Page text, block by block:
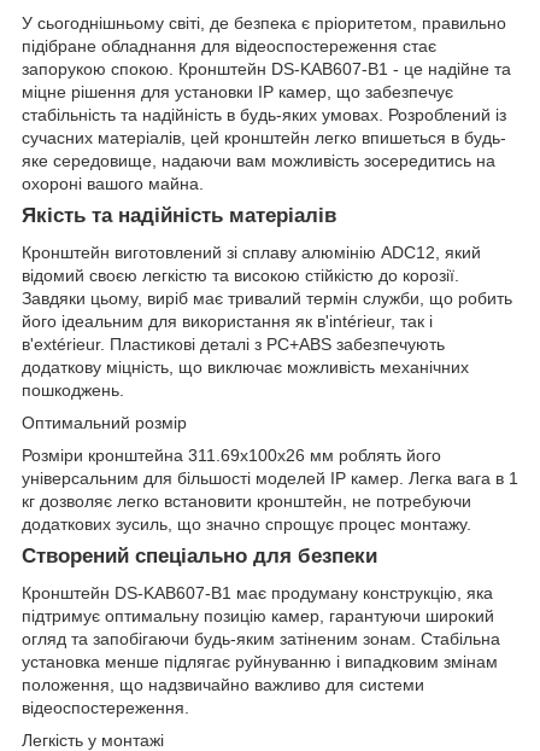
У сьогоднішньому світі, де безпека є пріоритетом, правильно
підібране обладнання для відеоспостереження стає
запорукою спокою. Кронштейн DS-KAB607-B1 - це надійне та
міцне рішення для установки IP камер, що забезпечує
стабільність та надійність в будь-яких умовах. Розроблений із
сучасних матеріалів, цей кронштейн легко впишеться в будь-
яке середовище, надаючи вам можливість зосередитись на
охороні вашого майна.
Якість та надійність матеріалів
Кронштейн виготовлений зі сплаву алюмінію ADC12, який
відомий своєю легкістю та високою стійкістю до корозії.
Завдяки цьому, виріб має тривалий термін служби, що робить
його ідеальним для використання як в'intérieur, так і
в'extérieur. Пластикові деталі з PC+ABS забезпечують
додаткову міцність, що виключає можливість механічних
пошкоджень.
Оптимальний розмір
Розміри кронштейна 311.69х100х26 мм роблять його
універсальним для більшості моделей IP камер. Легка вага в 1
кг дозволяє легко встановити кронштейн, не потребуючи
додаткових зусиль, що значно спрощує процес монтажу.
Створений спеціально для безпеки
Кронштейн DS-KAB607-B1 має продуману конструкцію, яка
підтримує оптимальну позицію камер, гарантуючи широкий
огляд та запобігаючи будь-яким затіненим зонам. Стабільна
установка менше підлягає руйнуванню і випадковим змінам
положення, що надзвичайно важливо для системи
відеоспостереження.
Легкість у монтажі